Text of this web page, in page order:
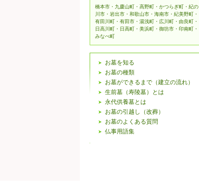
橋本市・九慶山町・高野町・かつらぎ町・紀の
川市・岩出市・和歌山市・海南市・紀美野町・
有田川町・有田市・湯浅町・広川町・由良町・
日高川町・日高町・美浜町・御坊市・印南町・
みなべ町
お墓を知る
お墓の種類
お墓ができるまで（建立の流れ）
生前墓（寿陵墓）とは
永代供養墓とは
お墓の引越し（改葬）
お墓のよくある質問
仏事用語集